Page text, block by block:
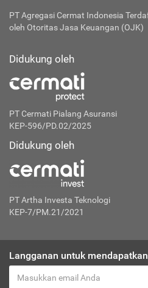
PT Agregasi Cermat Indonesia
oleh Otoritas Jasa Keuangan (OJK)
Didukung oleh
PT Cermati Pialang Asuransi
KEP-596/PD.02/2025
Didukung oleh
PT Artha Investa Teknologi
KEP-7/PM.21/2021
Langganan untuk